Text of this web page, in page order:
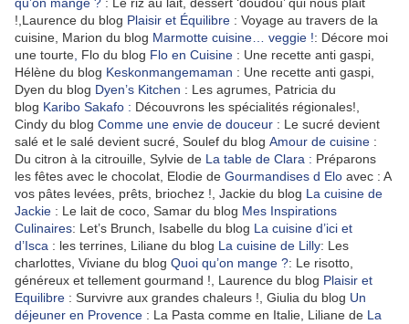
!,Laurence du blog Plaisir et Équilibre : Voyage au travers de la
cuisine, Marion du blog Marmotte cuisine… veggie !: Décore moi
une tourte Flo du blog Flo en Cuisine : Une recette anti gaspi,
Hélène du blog Keskonmangemaman : Une recette anti gaspi,
Dyen du blog Dyen’s Kitchen : Les agrumes, Patricia du
blog Karibo Sakafo : Découvrons les spécialités régionales!,
Cindy du blog Comme une envie de douceur : Le sucré devient
salé et le salé devient sucré, Soulef du blog Amour de cuisine :
Du citron à la citrouille, Sylvie de La table de Clara : Préparons
les fêtes avec le chocolat, Elodie de Gourmandises d Elo avec : A
vos pâtes levées, prêts, briochez !, Jackie du blog La cuisine de
Jackie : Le lait de coco, Samar du blog Mes Inspirations
Culinaires: Let’s Brunch, Isabelle du blog La cuisine d’ici et
d’Isca : les terrines, Liliane du blog La cuisine de Lilly: Les
charlottes, Viviane du blog Quoi qu’on mange ?: Le risotto,
généreux et tellement gourmand !, Laurence du blog Plaisir et
Equilibre : Survivre aux grandes chaleurs !, Giulia du blog Un
déjeuner en Provence : La Pasta comme en Italie, Liliane de La